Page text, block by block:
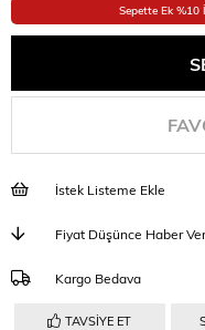
Sepette Ek %10
İstek Listeme Ekle
Fiyat Düşünce Haber Ver
Kargo Bedava
TAVSIYE ET